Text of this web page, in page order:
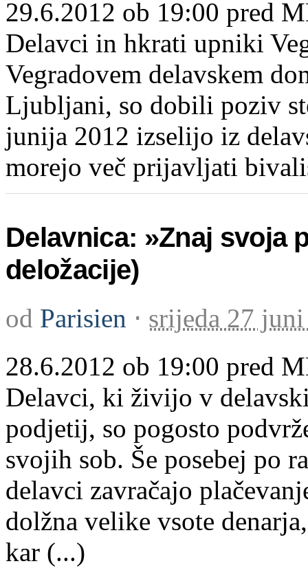
29.6.2012 ob 19:00 pred
Delavci in hkrati upniki
Vegradovem delavskem
Ljubljani, so dobili poziv
junija 2012 izselijo iz
morejo več prijavljati
Delavnica: »Znaj svoja
deložacije)
od Parisien ⋅ srijeda 27
28.6.2012 ob 19:00 pred
Delavci, ki živijo v
podjetij, so pogosto
svojih sob. Še posebej po
delavci zavračajo
dolžna velike vsote
kar (...)